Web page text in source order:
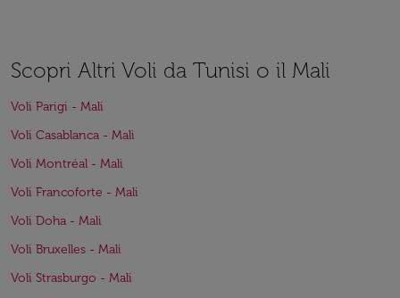
Scopri Altri Voli da Tunisi o il Mali
Voli Parigi - Mali
Voli Casablanca - Mali
Voli Montréal - Mali
Voli Francoforte - Mali
Voli Doha - Mali
Voli Bruxelles - Mali
Voli Strasburgo - Mali